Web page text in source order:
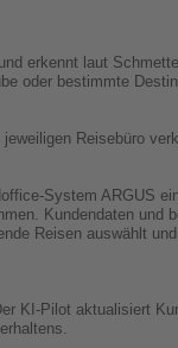
erkennt laut
oder bestimmte
Reisebüro
System ARGUS
Kundendaten und
Reisen auswählt
KI-Pilot aktualisiert